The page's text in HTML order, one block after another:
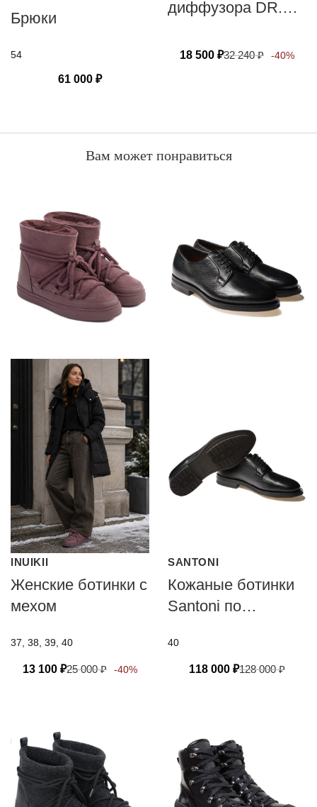
Брюки
54
61 000 ₽
диффузора DR.
FIRENZE
18 500 ₽32 240₽ -40%
Вам может понравиться
INUIKII
Женские ботинки с
мехом
37, 38, 39, 40
13 100 ₽25 000₽ -40%
SANTONI
Кожаные ботинки
Santoni по
Goodyear
40
128 000₽
118 000 ₽